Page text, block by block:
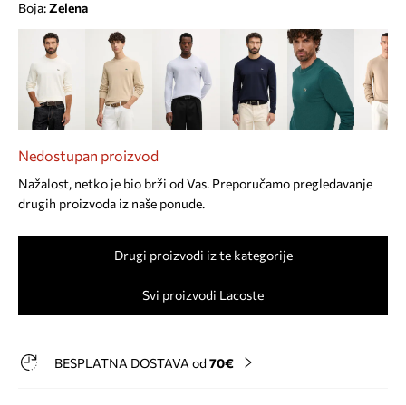
Boja: zelena
Nedostupan proizvod
Nažalost, netko je bio brži od Vas. Preporučamo pregledavanje
drugih proizvoda iz naše ponude.
Drugi proizvodi iz te kategorije
Svi proizvodi Lacoste
BESPLATNA DOSTAVA od 70€